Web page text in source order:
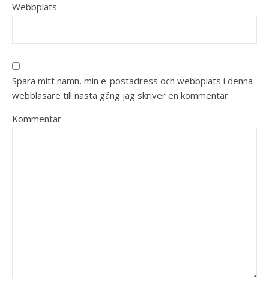
Webbplats
Spara mitt namn, min e-postadress och webbplats i denna
webbläsare till nästa gång jag skriver en kommentar.
Kommentar